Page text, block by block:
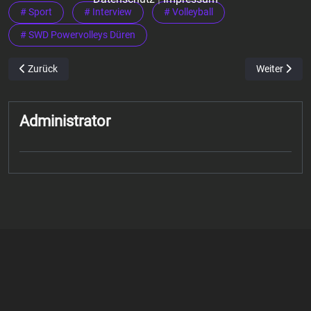
# Sport # Interview # Volleyball
# SWD Powervolleys Düren
Vorheriger Beitrag: Anas Bakhat – Mittelfeldspieler Alemannia
Zurück Nächster
Weiter
Administrator